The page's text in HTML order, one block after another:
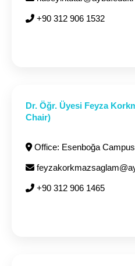
+90 312 906 1532
Dr. Öğr. Üyesi Feyza
Chair)
Office: Esenboğa Campus
+90 312 906 1465